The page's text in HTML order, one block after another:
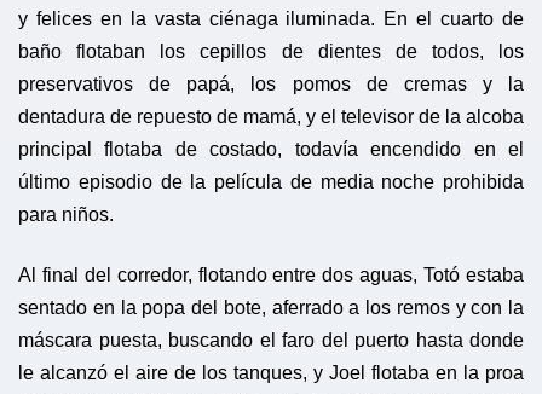
y felices en la vasta ciénaga iluminada. En el cuarto de
baño flotaban los cepillos de dientes de todos, los
preservativos de papá, los pomos de cremas y la
dentadura de repuesto de mamá, y el televisor de la alcoba
principal flotaba de costado, todavía encendido en el
último episodio de la película de media noche prohibida
para niños.
Al final del corredor, flotando entre dos aguas, Totó estaba
sentado en la popa del bote, aferrado a los remos y con la
máscara puesta, buscando el faro del puerto hasta donde
le alcanzó el aire de los tanques, y Joel flotaba en la proa